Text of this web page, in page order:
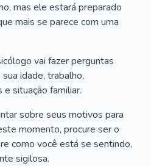
mas ele estará preparado
mais se parece com uma
vai fazer perguntas
idade, trabalho,
situação familiar.
sobre seus motivos para
momento, procure ser o
como você está se sentindo,
sigilosa.